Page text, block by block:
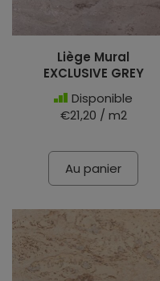
Liège Mural
EXCLUSIVE GREY
Disponible
€21,20 / m2
Au panier